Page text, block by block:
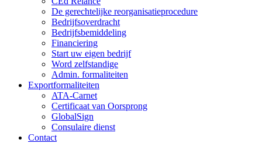
De gerechtelijke reorganisatieprocedure
Bedrijfsoverdracht
Bedrijfsbemiddeling
Financiering
Start uw eigen bedrijf
Word zelfstandige
Admin. formaliteiten
Exportformaliteiten
ATA-Carnet
Certificaat van Oorsprong
GlobalSign
Consulaire dienst
Contact